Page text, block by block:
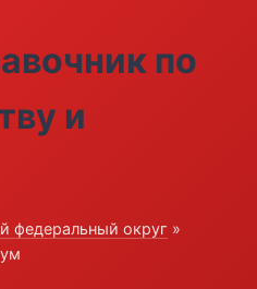
по
и
федеральный округ »